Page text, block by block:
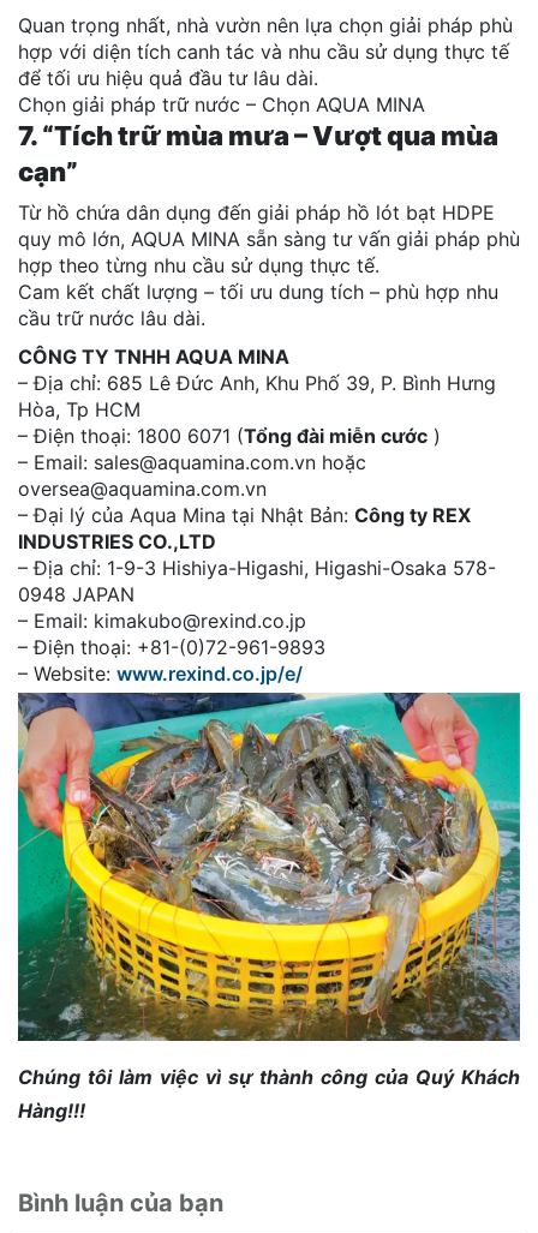
Quan trọng nhất, nhà vườn nên lựa chọn giải pháp phù
hợp với diện tích canh tác và nhu cầu sử dụng thực tế
để tối ưu hiệu quả đầu tư lâu dài.
Chọn giải pháp trữ nước – Chọn AQUA MINA
7. “Tích trữ mùa mưa – Vượt qua mùa
cạn”
Từ hồ chứa dân dụng đến giải pháp hồ lót bạt HDPE
quy mô lớn, AQUA MINA sẵn sàng tư vấn giải pháp phù
hợp theo từng nhu cầu sử dụng thực tế.
Cam kết chất lượng – tối ưu dung tích – phù hợp nhu
cầu trữ nước lâu dài.
CÔNG TY TNHH AQUA MINA
– Địa chỉ: 685 Lê Đức Anh, Khu Phố 39, P. Bình Hưng
Hòa, Tp HCM
– Điện thoại: 1800 6071 (Tổng đài miễn cước )
– Email: sales@aquamina.com.vn hoặc
oversea@aquamina.com.vn
– Đại lý của Aqua Mina tại Nhật Bản: Công ty REX
INDUSTRIES CO.,LTD
– Địa chỉ: 1-9-3 Hishiya-Higashi, Higashi-Osaka 578-
0948 JAPAN
– Email: kimakubo@rexind.co.jp
– Điện thoại: +81-(0)72-961-9893
– Website: www.rexind.co.jp/e/
Chúng tôi làm việc vì sự thành công của Quý Khách
Hàng!!!
Bình luận của bạn